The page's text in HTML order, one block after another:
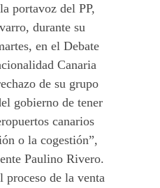
portavoz del PP,
durante su
en el Debate
Canaria
de su grupo
gobierno de tener
canarios
o la cogestión”,
Paulino Rivero.
proceso de la venta